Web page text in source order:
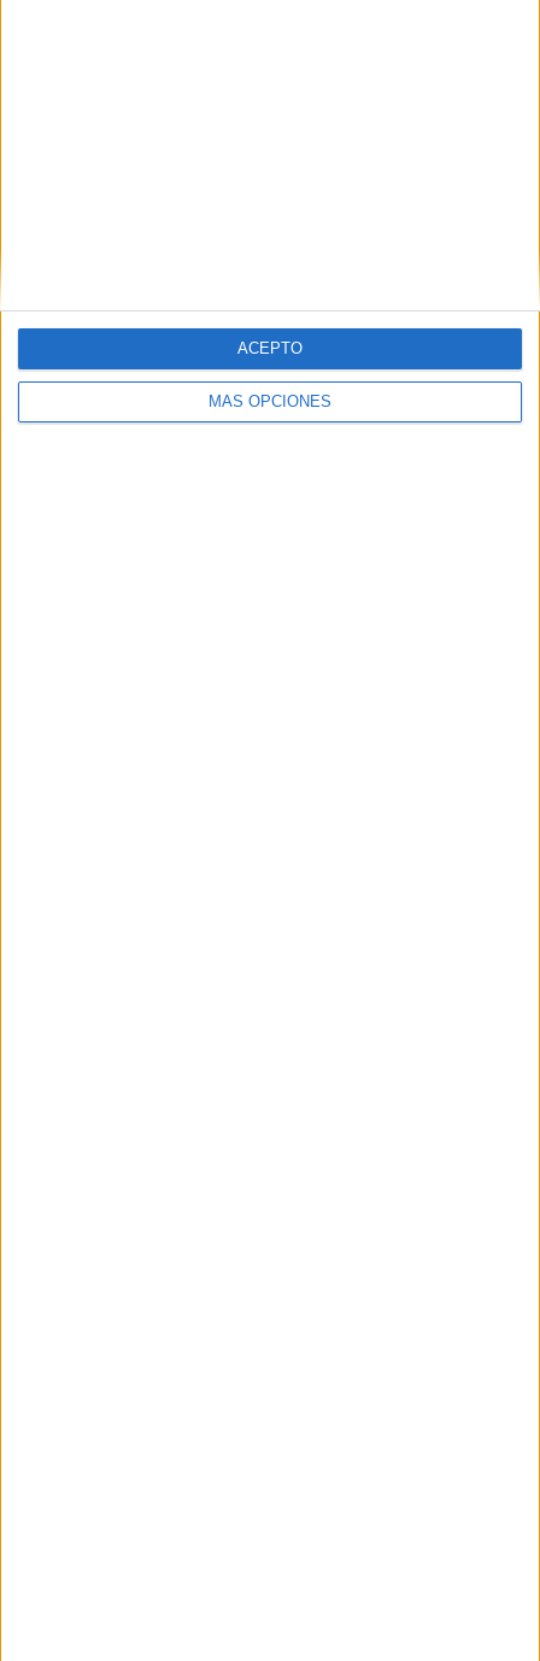
MÁS OPCIONES
ACEPTO